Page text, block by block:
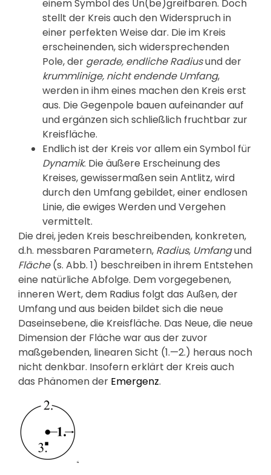
einem Symbol des Un(be)greifbaren. Doch
stellt der Kreis auch den Widerspruch in
einer perfekten Weise dar. Die im Kreis
erscheinenden, sich widersprechenden
Pole, der gerade, endliche Radiusund der
krummlinige, nicht endende Umfang,
werden in ihm eines machen den Kreis erst
aus. Die Gegenpole bauen aufeinander auf
und ergänzen sich schließlich fruchtbar zur
Kreisfläche.
Endlich ist der Kreis vor allem ein Symbol für
Dynamik. Die äußere Erscheinung des
Kreises, gewissermaßen sein Antlitz, wird
durch den Umfang gebildet, einer endlosen
Linie, die ewiges Werden und Vergehen
vermittelt.
Die drei, jeden Kreis beschreibenden, konkreten,
d.h. messbaren Parametern, Radius, Umfangund
Fläche(s. Abb. 1) beschreiben in ihrem Entstehen
eine natürliche Abfolge. Dem vorgegebenen,
inneren Wert, dem Radius folgt das Außen, der
Umfang und aus beiden bildet sich die neue
Daseinsebene, die Kreisfläche. Das Neue, die neue
Dimension der Fläche war aus der zuvor
maßgebenden, linearen Sicht (1.—2.) heraus noch
nicht denkbar. Insofern erklärt der Kreis auch
das Phänomen der Emergenz.